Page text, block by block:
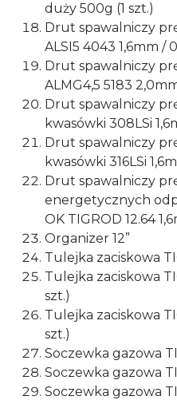
duży 500g (1 szt.)
Drut spawalniczy
ALSI5 4043 1,6mm /
Drut spawalniczy
ALMG4,5 5183
Drut spawalniczy
kwasówki 308LSi
Drut spawalniczy
kwasówki 316LSi
Drut spawalniczy
energetycznych
OK TIGROD 12.64
Organizer 12”
Tulejka zaciskowa
Tulejka zaciskowa
szt.)
Tulejka zaciskowa
szt.)
Soczewka gazowa
Soczewka gazowa
Soczewka gazowa